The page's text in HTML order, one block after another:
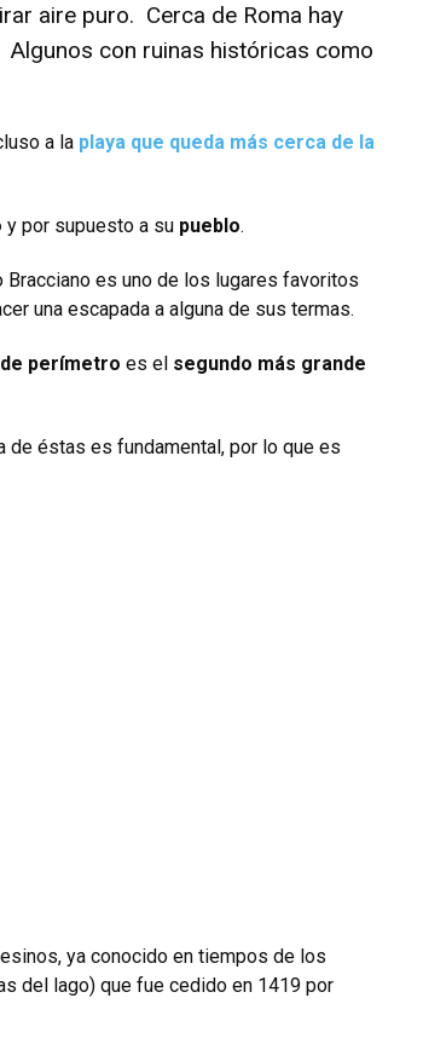
aire puro. Cerca de Roma hay
con ruinas históricas como
a la playa que queda más cerca de la
y por supuesto a su pueblo.
Bracciano es uno de los lugares favoritos
una escapada a alguna de sus termas.
perímetro es el segundo más grande
de éstas es fundamental, por lo que es
ya conocido en tiempos de los
del lago) que fue cedido en 1419 por